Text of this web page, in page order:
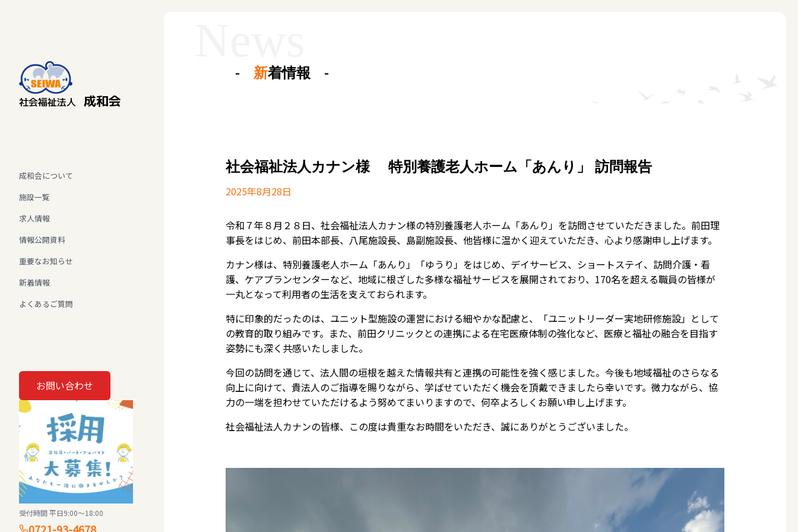
社会福祉法人 成和会
成和会について
施設一覧
求人情報
情報公開資料
重要なお知らせ
新着情報
よくあるご質問
お問い合わせ
受付時間 平日9:00〜18:00
0721-93-4678
新着情報
社会福祉法人カナン様 特別養護老人ホーム「あんり」 訪問報告
2025年8月28日
令和７年８月２８日、社会福祉法人カナン様の特別養護老人ホーム「あんり」を訪問させていただきました。前田理
事長をはじめ、前田本部長、八尾施設長、島副施設長、他皆様に温かく迎えていただき、心より感謝申し上げます。
カナン様は、特別養護老人ホーム「あんり」「ゆうり」をはじめ、デイサービス、ショートステイ、訪問介護・看
護、ケアプランセンターなど、地域に根ざした多様な福祉サービスを展開されており、170名を超える職員の皆様が
一丸となって利用者の生活を支えておられます。
特に印象的だったのは、ユニット型施設の運営における細やかな配慮と、「ユニットリーダー実地研修施設」として
の教育的取り組みです。また、前田クリニックとの連携による在宅医療体制の強化など、医療と福祉の融合を目指す
姿勢にも深く共感いたしました。
今回の訪問を通じて、法人間の垣根を越えた情報共有と連携の可能性を強く感じました。今後も地域福祉のさらなる
向上に向けて、貴法人のご指導を賜りながら、学ばせていただく機会を頂戴できましたら幸いです。微力ながら、協
力の一端を担わせていただけるよう努めてまいりますので、何卒よろしくお願い申し上げます。
社会福祉法人カナンの皆様、この度は貴重なお時間をいただき、誠にありがとうございました。